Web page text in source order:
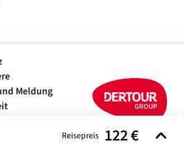
Reisepreis 122 €
Meldung